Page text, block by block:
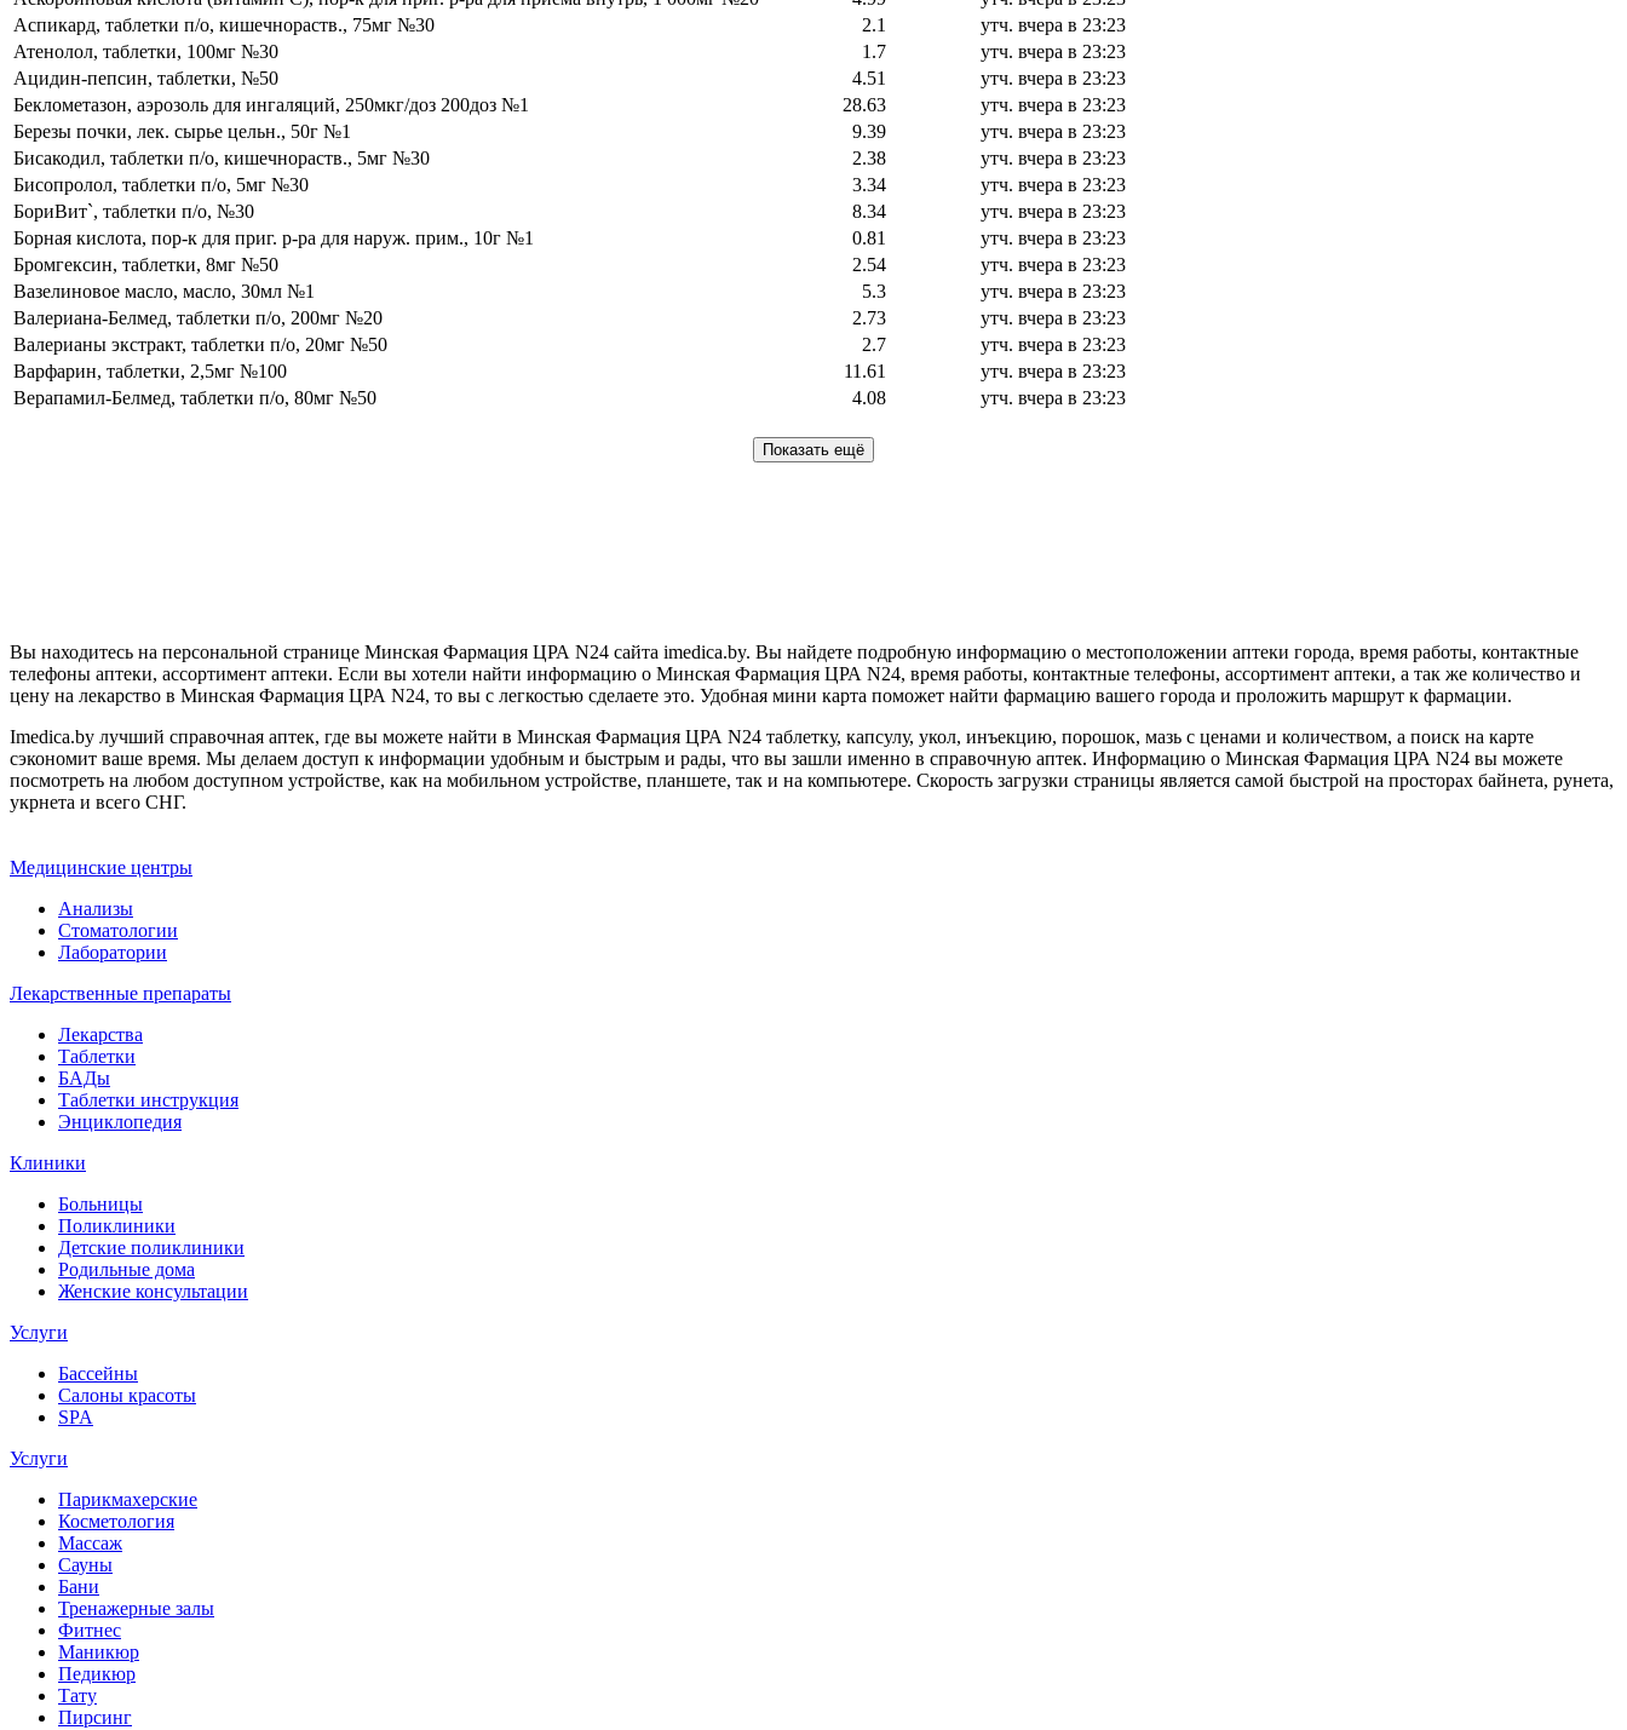
Аспикард, таблетки п/о, кишечнораств., 75мг №30
2.1 утч. вчера в 23:23
Атенолол, таблетки, 100мг №30
1.7 утч. вчера в 23:23
Ацидин-пепсин, таблетки, №50
4.51 утч. вчера в 23:23
Беклометазон, аэрозоль для ингаляций, 250мкг/доз 200доз №1
28.63 утч. вчера в 23:23
Березы почки, лек. сырье цельн., 50г №1
9.39 утч. вчера в 23:23
Бисакодил, таблетки п/о, кишечнораств., 5мг №30
2.38 утч. вчера в 23:23
Бисопролол, таблетки п/о, 5мг №30
3.34 утч. вчера в 23:23
БориВит`, таблетки п/о, №30
8.34 утч. вчера в 23:23
Борная кислота, пор-к для приг. р-ра для наруж. прим., 10г №1
0.81 утч. вчера в 23:23
Бромгексин, таблетки, 8мг №50
2.54 утч. вчера в 23:23
Вазелиновое масло, масло, 30мл №1
5.3 утч. вчера в 23:23
Валериана-Белмед, таблетки п/о, 200мг №20
2.73 утч. вчера в 23:23
Валерианы экстракт, таблетки п/о, 20мг №50
2.7 утч. вчера в 23:23
Варфарин, таблетки, 2,5мг №100
11.61 утч. вчера в 23:23
Верапамил-Белмед, таблетки п/о, 80мг №50
4.08 утч. вчера в 23:23
Показать ещё
Вы находитесь на персональной странице Минская Фармация ЦРА N24 сайта imedica.by. Вы найдете подробную информацию о местоположении аптеки города, время работы, контактные
телефоны аптеки, ассортимент аптеки. Если вы хотели найти информацию о Минская Фармация ЦРА N24, время работы, контактные телефоны, ассортимент аптеки, а так же количество и
цену на лекарство в Минская Фармация ЦРА N24, то вы с легкостью сделаете это. Удобная мини карта поможет найти фармацию вашего города и проложить маршрут к фармации.
Imedica.by лучший справочная аптек, где вы можете найти в Минская Фармация ЦРА N24 таблетку, капсулу, укол, инъекцию, порошок, мазь с ценами и количеством, а поиск на карте
сэкономит ваше время. Мы делаем доступ к информации удобным и быстрым и рады, что вы зашли именно в справочную аптек. Информацию о Минская Фармация ЦРА N24 вы можете
посмотреть на любом доступном устройстве, как на мобильном устройстве, планшете, так и на компьютере. Скорость загрузки страницы является самой быстрой на просторах байнета, рунета,
укрнета и всего СНГ.
Медицинские центры
Анализы
Стоматологии
Лаборатории
Лекарственные препараты
Лекарства
Таблетки
БАДы
Таблетки инструкция
Энциклопедия
Клиники
Больницы
Поликлиники
Детские поликлиники
Родильные дома
Женские консультации
Услуги
Бассейны
Салоны красоты
SPA
Услуги
Парикмахерские
Косметология
Массаж
Сауны
Бани
Тренажерные залы
Фитнес
Маникюр
Педикюр
Тату
Пирсинг